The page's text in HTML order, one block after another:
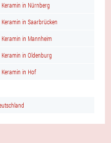
Keramin in Nürnberg
Keramin in Saarbrücken
Keramin in Mannheim
Keramin in Oldenburg
Keramin in Hof